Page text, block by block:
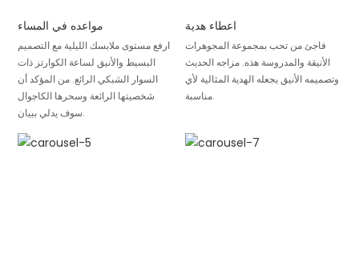
مواعده في المساء
ارفع مستوى ملابسك الليلية مع التصميم
البسيط والأنيق لساعة الكوارتز ذات
السوار الشبكي الرائع. من المؤكد أن
شخصيتها الرائعة وسحرها الكاجوال
سوف يدلي ببيان.
اعطاء هدية
فاجئ من تحب بمجموعة المجوهرات
الأنيقة والمدروسة هذه. مزاجه الحديث
وتصميمه الأنيق يجعله الهدية المثالية لأي
مناسبة.